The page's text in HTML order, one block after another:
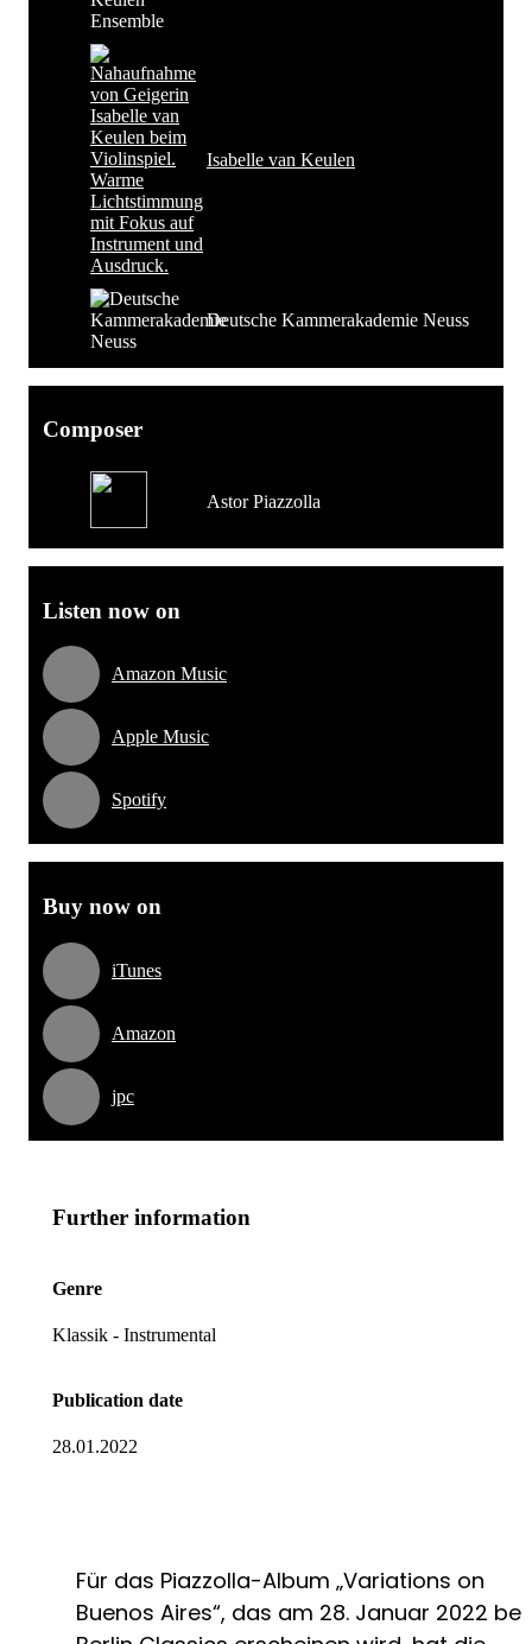
Isabelle van Keulen
Deutsche Kammerakademie Neuss
Composer
Astor Piazzolla
Listen now on
Amazon Music
Apple Music
Spotify
Buy now on
iTunes
Amazon
jpc
Further information
Genre
Klassik - Instrumental
Publication date
28.01.2022
Für das Piazzolla-Album „Variations on
Buenos Aires“, das am 28. Januar 2022 bei